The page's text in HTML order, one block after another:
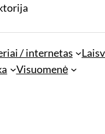
/ internetas
Visuomenė